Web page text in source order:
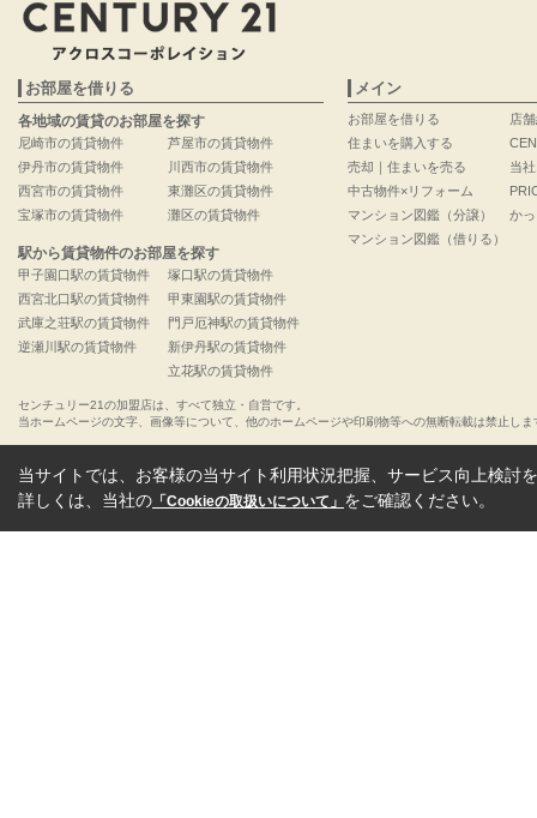
お部屋を借りる
各地域の賃貸のお部屋を探す
尼崎市の賃貸物件
伊丹市の賃貸物件
西宮市の賃貸物件
宝塚市の賃貸物件
芦屋市の賃貸物件
川西市の賃貸物件
東灘区の賃貸物件
灘区の賃貸物件
駅から賃貸物件のお部屋を探す
甲子園口駅の賃貸物件
西宮北口駅の賃貸物件
武庫之荘駅の賃貸物件
逆瀬川駅の賃貸物件
塚口駅の賃貸物件
甲東園駅の賃貸物件
門戸厄神駅の賃貸物件
新伊丹駅の賃貸物件
立花駅の賃貸物件
メイン
お部屋を借りる
住まいを購入する
売却｜住まいを売る
中古物件×リフォーム
マンション図鑑（分譲）
マンション図鑑（借りる）
店
当
か
センチュリー21の加盟店は、すべて独立・自営です。
当ホームページの文字、画像等について、他のホームページや印刷物等への無断転載は禁止しま
当サイトでは、お客様の当サイト利用状況把握、サービス向上検討
詳しくは、当社の 「Cookieの取扱いについて」 をご確認ください。